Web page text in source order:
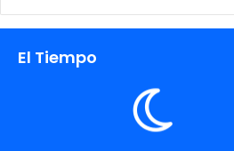
El Tiempo